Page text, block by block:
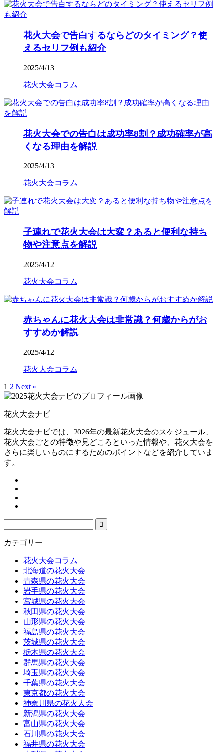
花火大会で告白するならどのタイミング？使
えるセリフ例も紹介
2025/4/13
花火大会コラム
花火大会での告白は成功率8割？成功確率が高
くなる理由を解説
2025/4/13
花火大会コラム
子連れで花火大会は大変？あると便利な持ち
物や注意点を解説
2025/4/12
花火大会コラム
赤ちゃんに花火大会は非常識？何歳からがお
すすめか解説
2025/4/12
花火大会コラム
1 2 Next »
花火大会ナビ
花火大会ナビでは、2026年の最新花火大会のスケジュール、
花火大会ごとの特徴や見どころといった情報や、花火大会を
さらに楽しいものにするためのポイントなどを紹介していま
す。
カテゴリー
花火大会コラム
北海道の花火大会
青森県の花火大会
岩手県の花火大会
宮城県の花火大会
秋田県の花火大会
山形県の花火大会
福島県の花火大会
茨城県の花火大会
栃木県の花火大会
群馬県の花火大会
埼玉県の花火大会
千葉県の花火大会
東京都の花火大会
神奈川県の花火大会
新潟県の花火大会
富山県の花火大会
石川県の花火大会
福井県の花火大会